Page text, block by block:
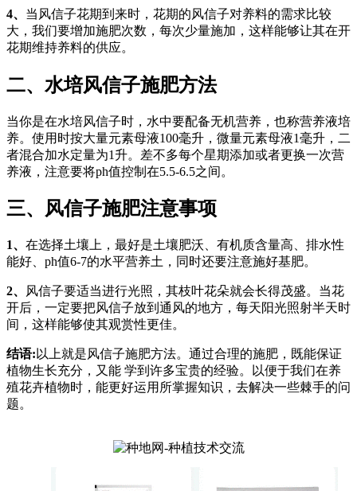
4、 当风信子花期到来时，花期的风信子对养料的需求比较
大，我们要增加施肥次数，每次少量施加，这样能够让其在开
花期维持养料的供应。
二、水培风信子施肥方法
当你是在水培风信子时，水中要配备无机营养，也称营养液培
养。使用时按大量元素母液100毫升，微量元素母液1毫升，二
者混合加水定量为1升。差不多每个星期添加或者更换一次营
养液，注意要将ph值控制在5.5-6.5之间。
三、风信子施肥注意事项
1、 在选择土壤上，最好是土壤肥沃、有机质含量高、排水性
能好、ph值6-7的水平营养土，同时还要注意施好基肥。
2、
风信子要适当进行光照，其枝叶花朵就会长得茂盛。当花
开后，一定要把风信子放到通风的地方，每天阳光照射半天时
间，这样能够使其观赏性更佳。
结语: 以上就是风信子施肥方法。通过合理的施肥，既能保证
植物生长充分，又能 学到许多宝贵的经验。以便于我们在养
殖花卉植物时，能更好运用所掌握知识，去解决一些棘手的问
题。